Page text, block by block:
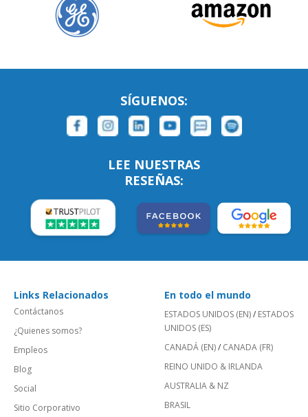
SÍGUENOS:
LEE NUESTRAS
RESEÑAS:
Links Relacionados
Contáctanos
¿Quienes somos?
Empleos
Blog
Social
Sitio Corporativo
En todo el mundo
ESTADOS UNIDOS (EN)/ ESTADOS
UNIDOS (ES)
CANADÁ (EN)/ CANADA (FR)
REINO UNIDO & IRLANDA
AUSTRALIA & NZ
BRASIL